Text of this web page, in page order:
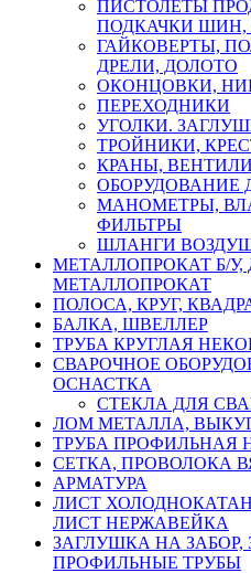
ПИСТОЛЕТЫ
ПОДКАЧКИ
ГАЙКОВЕРТЫ,
ДРЕЛИ, ДОЛОТО
ОКОНЦОВКИ,
ПЕРЕХОДНИКИ
УГОЛКИ.
ТРОЙНИКИ,
КРАНЫ, ВЕНТИЛИ
ОБОРУДОВАНИЕ
МАНОМЕТРЫ,
ФИЛЬТРЫ
ШЛАНГИ
МЕТАЛЛОПРОКАТ Б/У,
МЕТАЛЛОПРОКАТ
ПОЛОСА, КРУГ,
БАЛКА, ШВЕЛЛЕР
ТРУБА КРУГЛАЯ
СВАРОЧНОЕ
ОСНАСТКА
СТЕКЛА ДЛЯ
ЛОМ МЕТАЛЛА,
ТРУБА ПРОФИЛЬНАЯ
СЕТКА, ПРОВОЛОКА
АРМАТУРА
ЛИСТ
ЛИСТ НЕРЖАВЕЙКА
ЗАГЛУШКА НА
ПРОФИЛЬНЫЕ ТРУБЫ